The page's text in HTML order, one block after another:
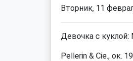
Вторник, 11
Девочка с куклой:
Pellerin & Cie., ок.